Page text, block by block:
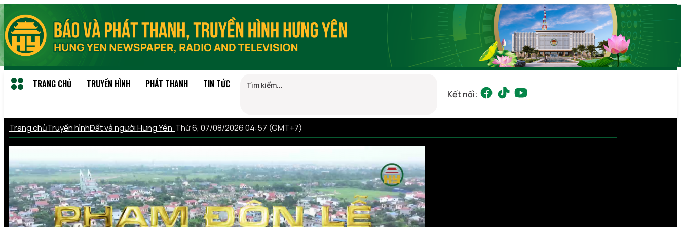
TRANG CHỦ TRUYỀN HÌNH PHÁT THANH TIN TỨC
Kết nối:
Trang chủTruyền hìnhĐất và người Hưng Yên Thứ 6, 07/08/2026 04:57 (GMT+7)